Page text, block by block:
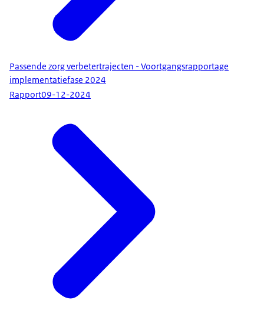
Passende zorg verbetertrajecten - Voortgangsrapportage
implementatiefase 2024
Rapport09-12-2024